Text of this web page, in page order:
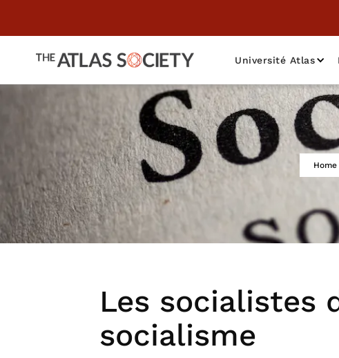
Université Atlas
Home
Les socialistes
socialisme